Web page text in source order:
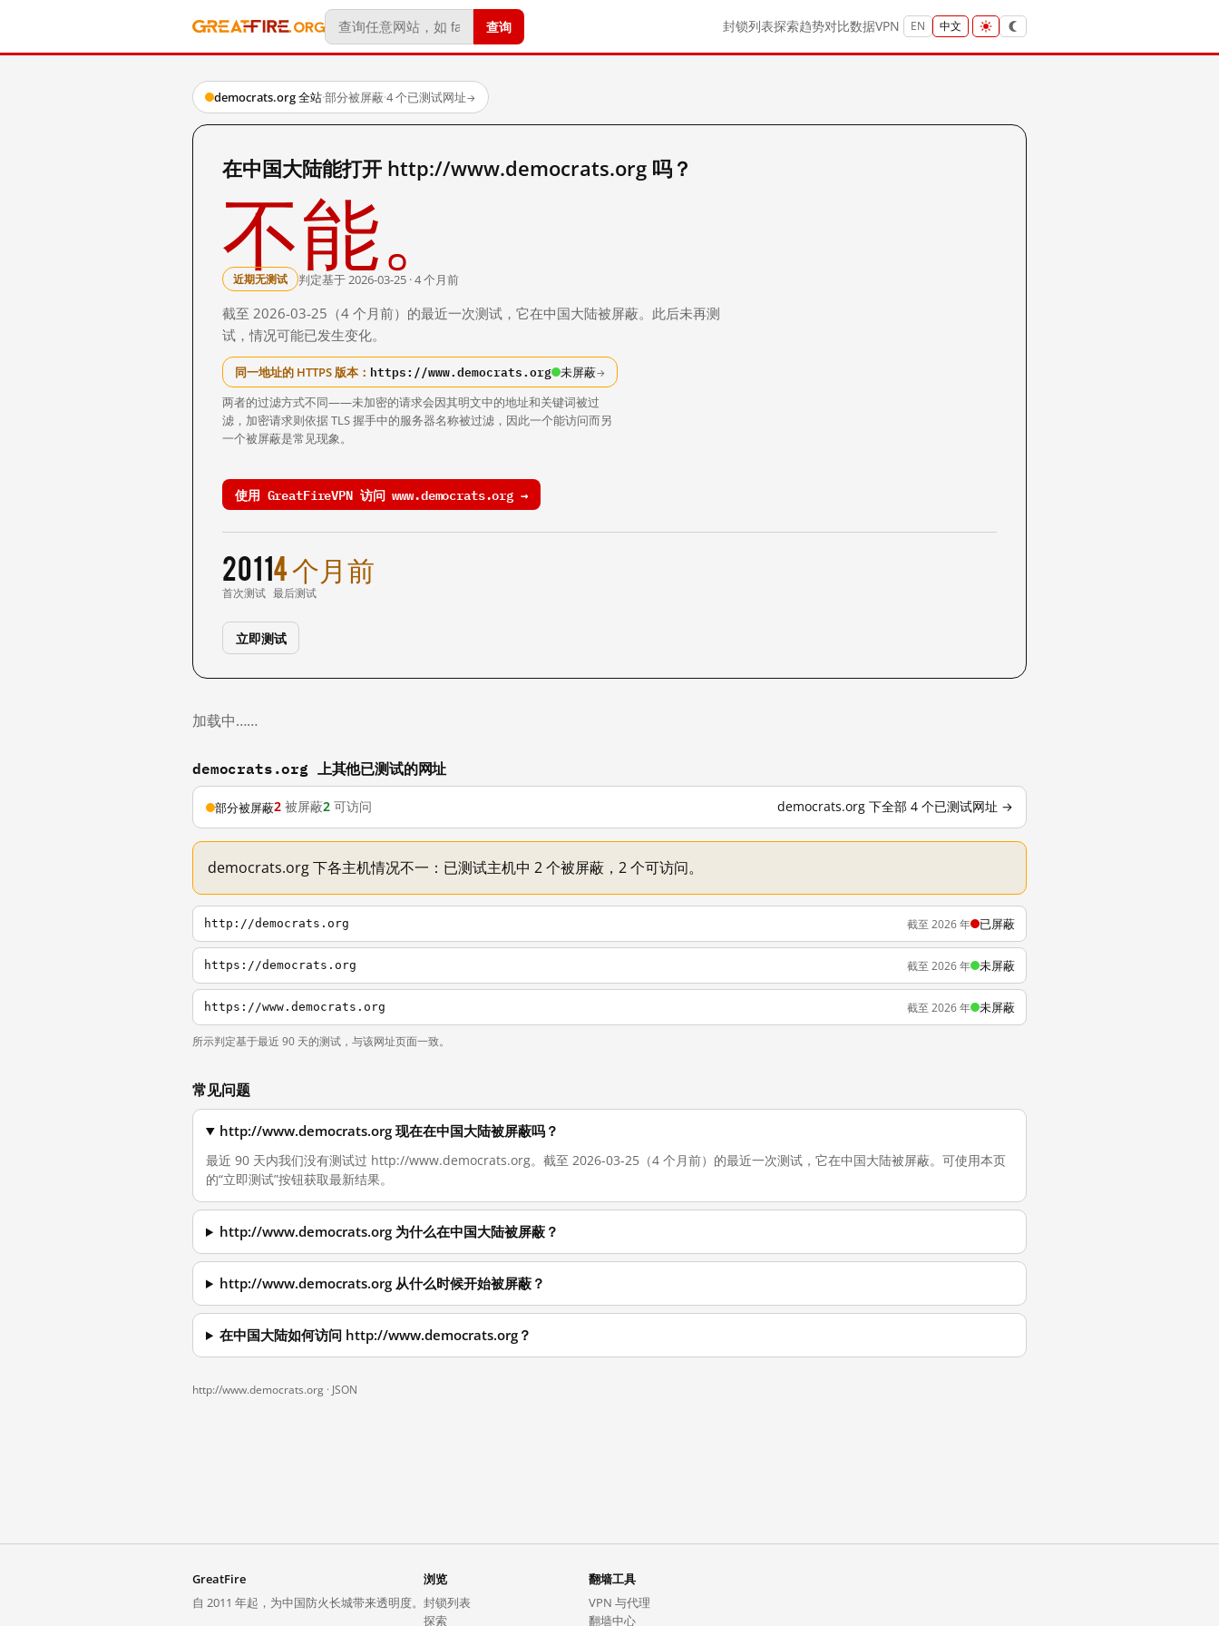
查询 封锁列表探索趋势对比数据VPN EN 中文
democrats.org 全站·部分被屏蔽·4 个已测试网址→
在中国大陆能打开 http://www.democrats.org 吗？
不能。
近期无测试 判定基于 2026-03-25 · 4 个月前
截至 2026-03-25（4 个月前）的最近一次测试，它在中国大陆被屏蔽。此后未再测
试，情况可能已发生变化。
同一地址的 HTTPS 版本： https://www.democrats.org 未屏蔽→
两者的过滤方式不同——未加密的请求会因其明文中的地址和关键词被过
滤，加密请求则依据 TLS 握手中的服务器名称被过滤，因此一个能访问而另
一个被屏蔽是常见现象。
使用 GreatFireVPN 访问 www.democrats.org →
2011
首次测试
4 个月前
最后测试
立即测试
加载中……
democrats.org 上其他已测试的网址
部分被屏蔽2 被屏蔽2 可访问 democrats.org 下全部 4 个已测试网址 →
democrats.org 下各主机情况不一：已测试主机中 2 个被屏蔽，2 个可访问。
http://democrats.org 截至 2026 年 已屏蔽
https://democrats.org 截至 2026 年 未屏蔽
https://www.democrats.org 截至 2026 年 未屏蔽
所示判定基于最近 90 天的测试，与该网址页面一致。
常见问题
http://www.democrats.org 现在在中国大陆被屏蔽吗？
最近 90 天内我们没有测试过 http://www.democrats.org。截至 2026-03-25（4 个月前）的最近一次测试，它在中国大陆被屏蔽。可使用本页
的“立即测试”按钮获取最新结果。
http://www.democrats.org 为什么在中国大陆被屏蔽？
http://www.democrats.org 从什么时候开始被屏蔽？
在中国大陆如何访问 http://www.democrats.org？
http://www.democrats.org · JSON
GreatFire
自 2011 年起，为中国防火长城带来透明度。
浏览
封锁列表
探索
翻墙工具
VPN 与代理
翻墙中心